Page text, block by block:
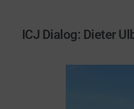
ICJ Dialog: Dieter